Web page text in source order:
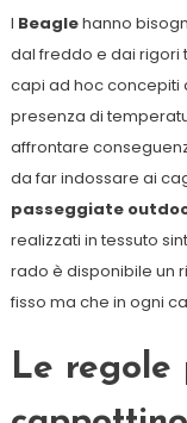
I Beaglehanno
dal freddo e dai rigori
capi ad hoc concepiti
presenza di
affrontare
da far indossare ai
passeggiate
realizzati in tessuto
rado è disponibile un
fisso ma che in ogni
Le regole